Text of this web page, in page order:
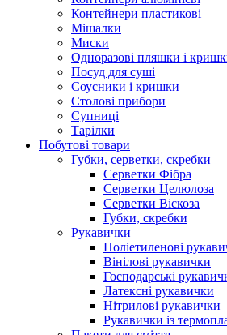
Контейнери пластикові
Мішалки
Миски
Одноразові пляшки і
Посуд для суші
Соусники і кришки
Столові прибори
Супниці
Тарілки
Побутові товари
Губки, серветки, скребки
Серветки Фібра
Серветки Целюлоза
Серветки Віскоза
Губки, скребки
Рукавички
Поліетиленові
Вінілові рукавички
Господарські
Латексні рукавички
Нітрилові рукавички
Рукавички із